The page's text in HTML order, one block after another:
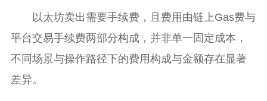
以太坊卖出需要手续费，且费用由链上Gas费与
平台交易手续费两部分构成，并非单一固定成本，
不同场景与操作路径下的费用构成与金额存在显著
差异。